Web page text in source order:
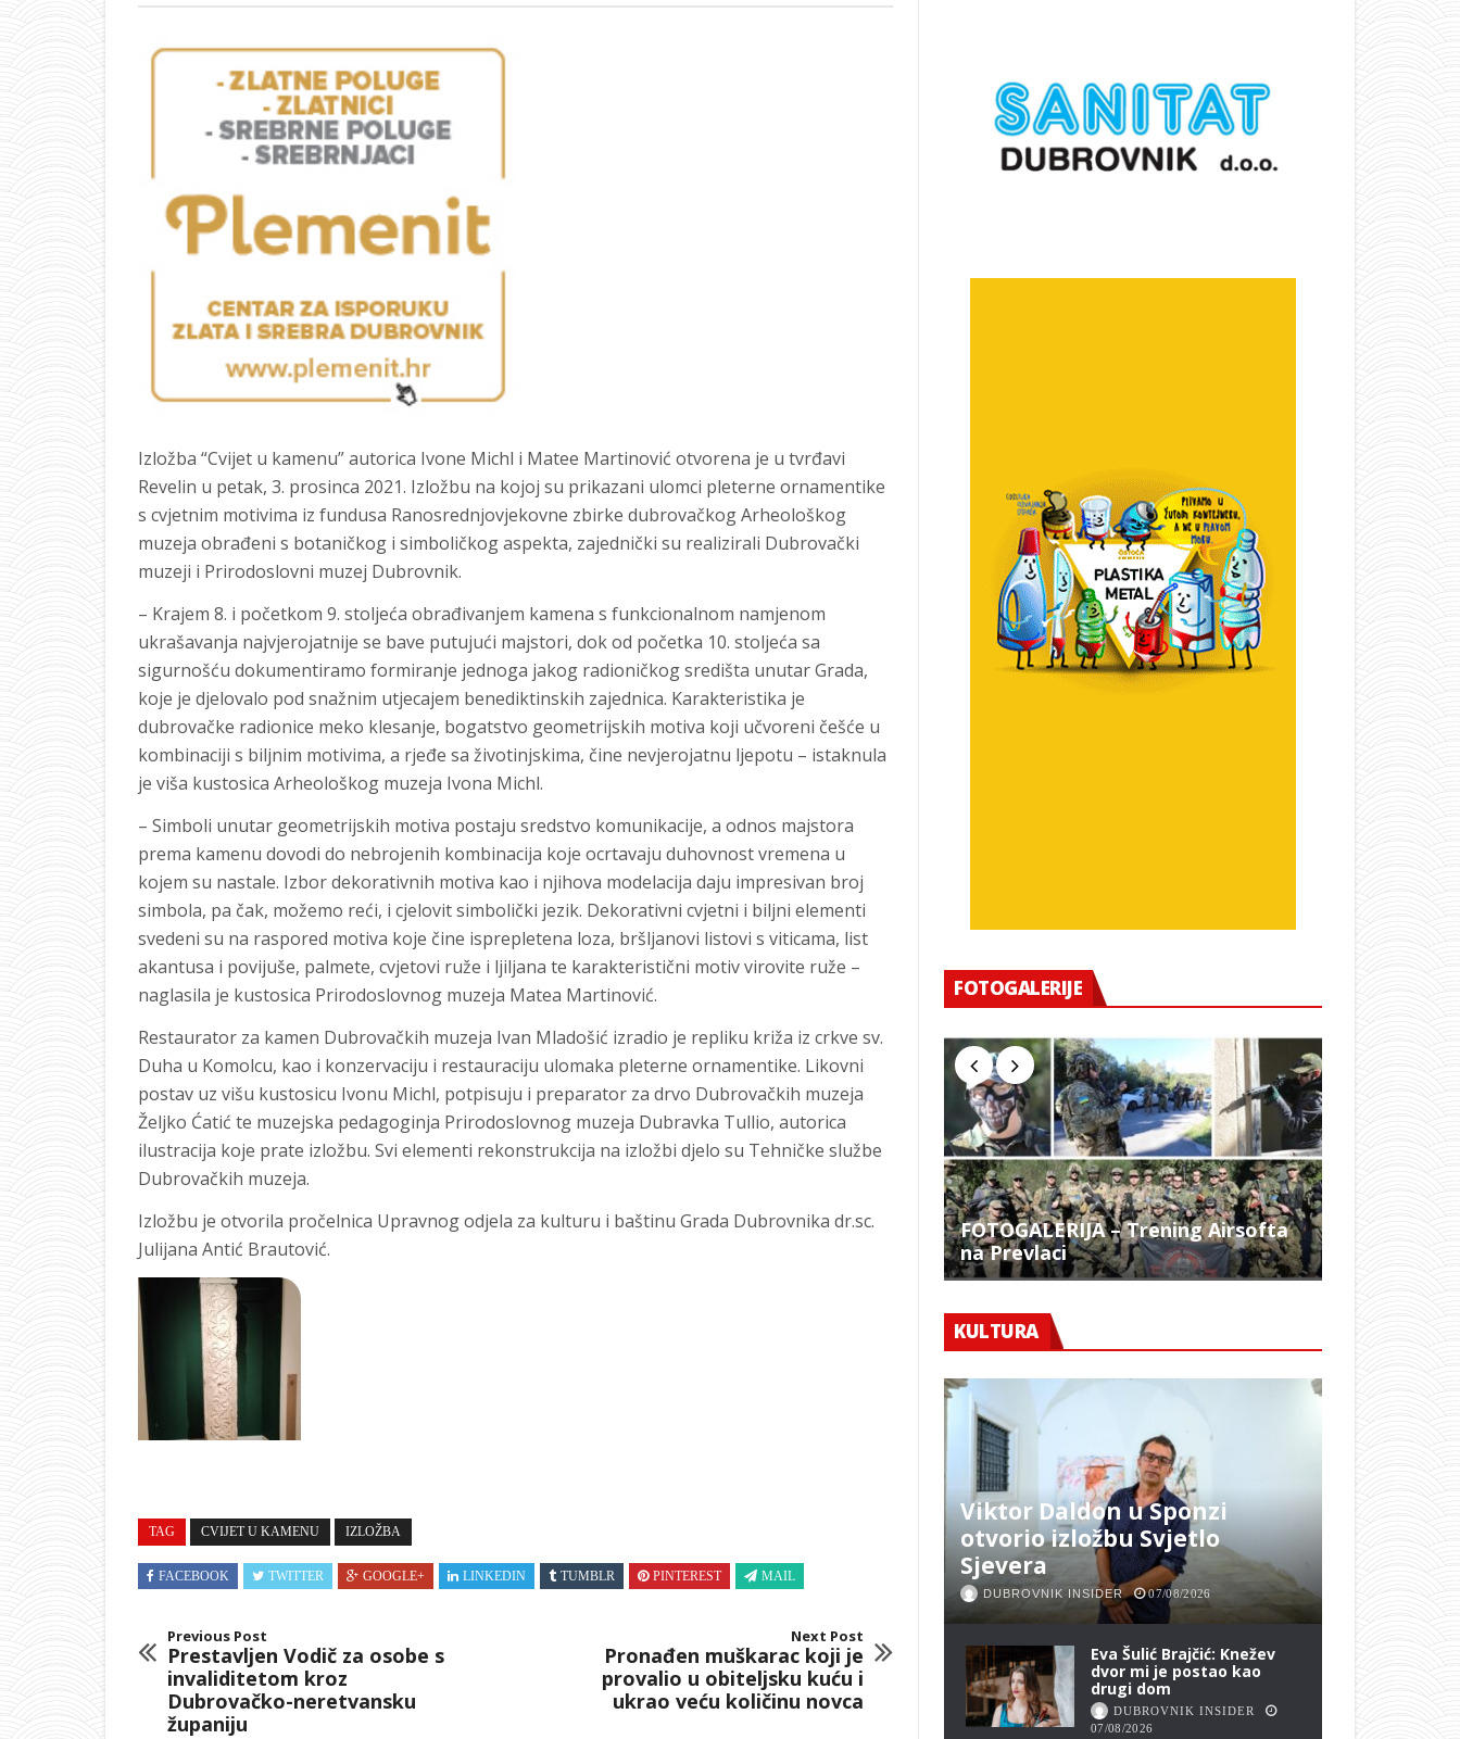
Izložba “Cvijet u kamenu” autorica Ivone Michl i Matee Martinović otvorena je u tvrđavi
Revelin u petak, 3. prosinca 2021. Izložbu na kojoj su prikazani ulomci pleterne ornamentike
s cvjetnim motivima iz fundusa Ranosrednjovjekovne zbirke dubrovačkog Arheološkog
muzeja obrađeni s botaničkog i simboličkog aspekta, zajednički su realizirali Dubrovački
muzeji i Prirodoslovni muzej Dubrovnik.
– Krajem 8. i početkom 9. stoljeća obrađivanjem kamena s funkcionalnom namjenom
ukrašavanja najvjerojatnije se bave putujući majstori, dok od početka 10. stoljeća sa
sigurnošću dokumentiramo formiranje jednoga jakog radioničkog središta unutar Grada,
koje je djelovalo pod snažnim utjecajem benediktinskih zajednica. Karakteristika je
dubrovačke radionice meko klesanje, bogatstvo geometrijskih motiva koji učvoreni češće u
kombinaciji s biljnim motivima, a rjeđe sa životinjskima, čine nevjerojatnu ljepotu – istaknula
je viša kustosica Arheološkog muzeja Ivona Michl.
– Simboli unutar geometrijskih motiva postaju sredstvo komunikacije, a odnos majstora
prema kamenu dovodi do nebrojenih kombinacija koje ocrtavaju duhovnost vremena u
kojem su nastale. Izbor dekorativnih motiva kao i njihova modelacija daju impresivan broj
simbola, pa čak, možemo reći, i cjelovit simbolički jezik. Dekorativni cvjetni i biljni elementi
svedeni su na raspored motiva koje čine isprepletena loza, bršljanovi listovi s viticama, list
akantusa i povijuše, palmete, cvjetovi ruže i ljiljana te karakteristični motiv virovite ruže –
naglasila je kustosica Prirodoslovnog muzeja Matea Martinović.
Restaurator za kamen Dubrovačkih muzeja Ivan Mladošić izradio je repliku križa iz crkve sv.
Duha u Komolcu, kao i konzervaciju i restauraciju ulomaka pleterne ornamentike. Likovni
postav uz višu kustosicu Ivonu Michl, potpisuju i preparator za drvo Dubrovačkih muzeja
Željko Ćatić te muzejska pedagoginja Prirodoslovnog muzeja Dubravka Tullio, autorica
ilustracija koje prate izložbu. Svi elementi rekonstrukcija na izložbi djelo su Tehničke službe
Dubrovačkih muzeja.
Izložbu je otvorila pročelnica Upravnog odjela za kulturu i baštinu Grada Dubrovnika dr.sc.
Julijana Antić Brautović.
TAG CVIJET U KAMENU IZLOŽBA
FACEBOOK TWITTER GOOGLE+ LINKEDIN TUMBLR PINTEREST MAIL
Previous Post
Prestavljen Vodič za osobe s
invaliditetom kroz
Dubrovačko-neretvansku
županiju
Next Post
Pronađen muškarac koji je
provalio u obiteljsku kuću i
ukrao veću količinu novca
FOTOGALERIJE
FOTOGALERIJA – Trening Airsofta
na Prevlaci
FOTO –
KULTURA
Viktor Daldon u Sponzi
otvorio izložbu Svjetlo
Sjevera
DUBROVNIK INSIDER 07/08/2026
Eva Šulić Brajčić: Knežev
dvor mi je postao kao
drugi dom
DUBROVNIK INSIDER
07/08/2026